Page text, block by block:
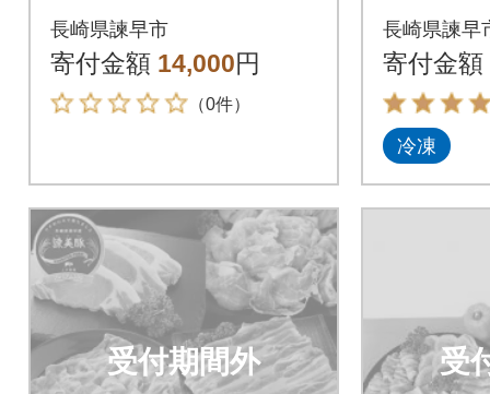
け詰合せ
長崎県諫早市
寄付金額 14,000円
（0件）
0g×2パ
0g×2パ
長崎県諫早
寄付金額
冷凍
受付期間外 受